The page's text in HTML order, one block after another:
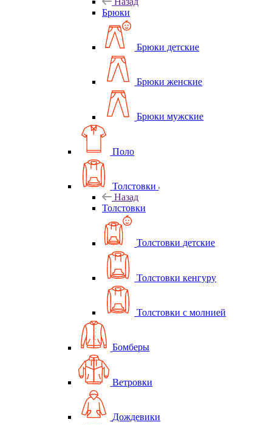
Брюки
Брюки детские
Брюки женские
Брюки мужские
Поло
Толстовки
Назад
Толстовки
Толстовки детские
Толстовки кенгуру
Толстовки с молнией
Бомберы
Ветровки
Дождевики